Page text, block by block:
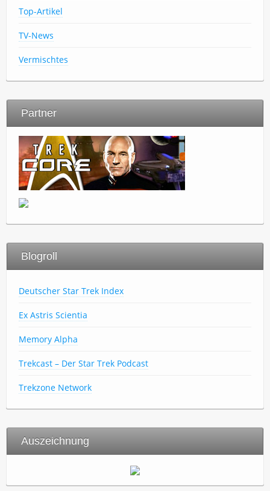
Top-Artikel
TV-News
Vermischtes
Partner
Blogroll
Deutscher Star Trek Index
Ex Astris Scientia
Memory Alpha
Trekcast – Der Star Trek Podcast
Trekzone Network
Auszeichnung